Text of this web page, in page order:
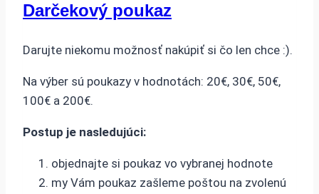
Darčekový poukaz
Darujte niekomu možnosť nakúpiť si čo len chce :).
Na výber sú poukazy v hodnotách: 20€, 30€, 50€,
100€ a 200€.
Postup je nasledujúci:
objednajte si poukaz vo vybranej hodnote
my Vám poukaz zašleme poštou na zvolenú